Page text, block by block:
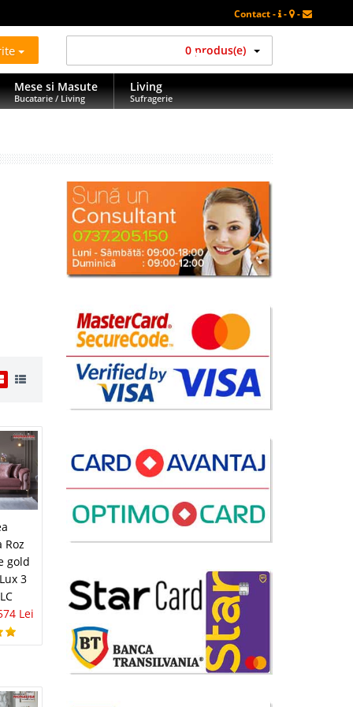
Contact - - -
0 produs(e)
Mese si Masute
Bucatarie / Living
Living
Sufragerie
Lei
Roz
gold
3
Lei